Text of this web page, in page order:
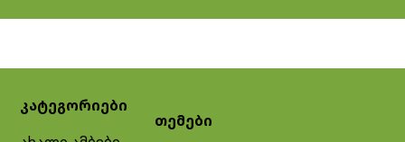
კატეგორიები
თემები